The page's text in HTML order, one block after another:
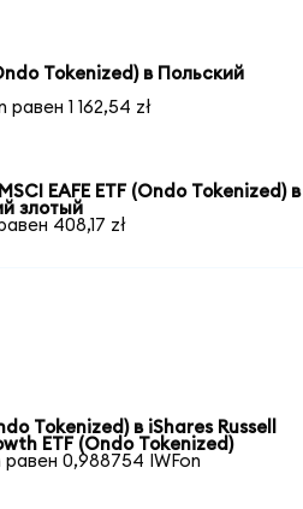
Tokenized) в Польский
равен 1 162,54 zł
EAFE ETF (Ondo Tokenized) в
злотый
408,17 zł
Tokenized) в iShares Russell
ETF (Ondo Tokenized)
равен 0,988754 IWFon